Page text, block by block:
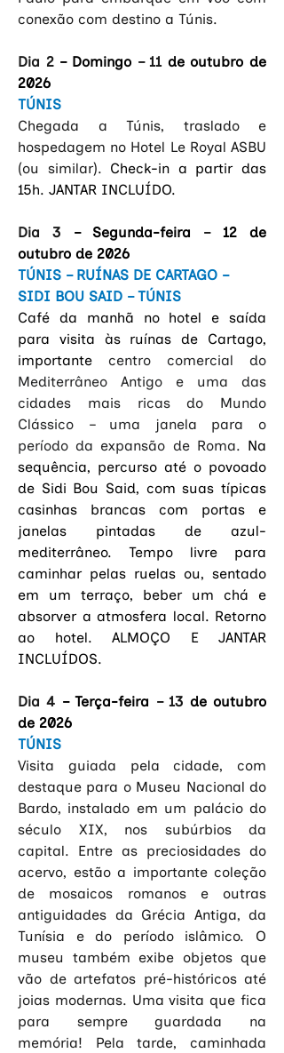
conexão com destino a Túnis.
Dia 2 – Domingo – 11 de outubro de
2026
TÚNIS
Chegada a Túnis, traslado e
hospedagem no Hotel Le Royal ASBU
(ou similar). Check-in a partir das
15h. JANTAR INCLUÍDO.
Dia 3 – Segunda-feira – 12 de
outubro de 2026
TÚNIS – RUÍNAS DE CARTAGO –
SIDI BOU SAID – TÚNIS
Café da manhã no hotel e saída
para visita às ruínas de Cartago,
importante centro comercial do
Mediterrâneo Antigo e uma das
cidades mais ricas do Mundo
Clássico – uma janela para o
período da expansão de Roma. Na
sequência, percurso até o povoado
de Sidi Bou Said, com suas típicas
casinhas brancas com portas e
janelas pintadas de azul-
mediterrâneo. Tempo livre para
caminhar pelas ruelas ou, sentado
em um terraço, beber um chá e
absorver a atmosfera local. Retorno
ao hotel. ALMOÇO E JANTAR
INCLUÍDOS.
Dia 4 – Terça-feira – 13 de outubro
de 2026
TÚNIS
Visita guiada pela cidade, com
destaque para o Museu Nacional do
Bardo, instalado em um palácio do
século XIX, nos subúrbios da
capital. Entre as preciosidades do
acervo, estão a importante coleção
de mosaicos romanos e outras
antiguidades da Grécia Antiga, da
Tunísia e do período islâmico. O
museu também exibe objetos que
vão de artefatos pré-históricos até
joias modernas. Uma visita que fica
para sempre guardada na
memória! Pela tarde, caminhada